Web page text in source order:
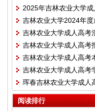
学专业招生简章
2025年吉林农业大学
吉林农业大学2024年
吉林农业大学成人高考
学习中心
吉林农业大学成人高考
吉林农业大学成人高考
考试？
吉林农业大学成人高考
程考试？
珲春吉林农业大学成人
件及专业
阅读排行